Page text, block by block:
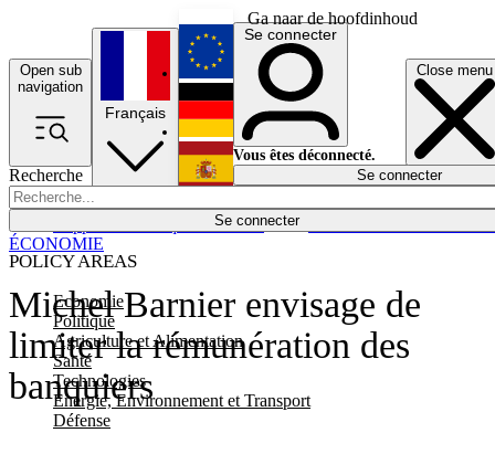
Ga naar de hoofdinhoud
Open sub
navigation
Close menu
Recherche
Se connecter
POLICY AREAS
Economie
Politique
Agriculture et Alimentation
Santé
Technologies
Energie, Environnement et Transport
Défense
Économie
Français
English
Deutsch
Español
Se connecter
Vous êtes déconnecté.
Se connecter
Michel Barnier envisage de
limiter la rémunération des
banquiers
ÉCONOMIE